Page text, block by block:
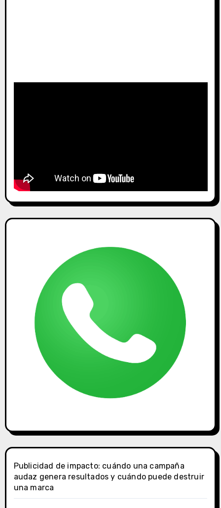
Publicidad de impacto: cuándo una campaña
audaz genera resultados y cuándo puede destruir
una marca